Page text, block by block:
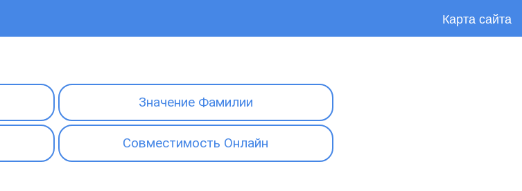
Карта сайта
Значение Фамилии
Совместимость Онлайн